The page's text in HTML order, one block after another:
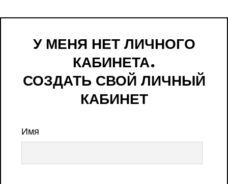
У МЕНЯ НЕТ ЛИЧНОГО
КАБИНЕТА.
СОЗДАТЬ СВОЙ ЛИЧНЫЙ
КАБИНЕТ
Имя